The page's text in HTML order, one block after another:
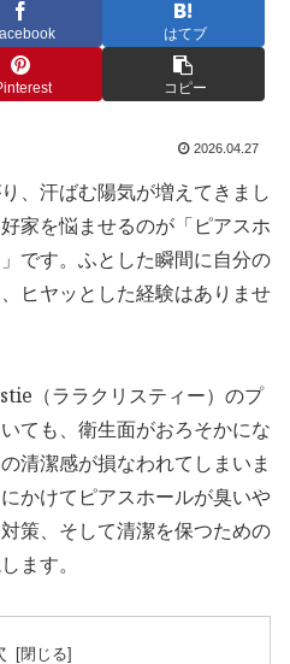
はてブ
コピー
2026.04.27
、汗ばむ陽気が増えてきまし
家を悩ませるのが「ピアスホ
です。ふとした瞬間に自分の
ヒヤッとした経験はありませ
（ララクリスティー）のプ
ても、衛生面がおろそかにな
清潔感が損なわれてしまいま
かけてピアスホールが臭いや
策、そして清潔を保つための
ます。